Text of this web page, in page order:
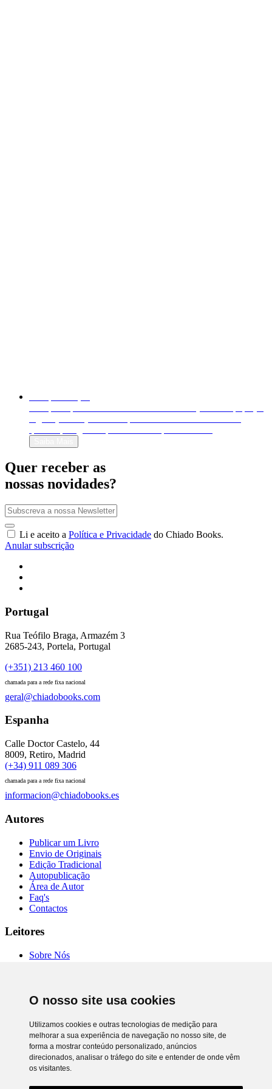
O nosso site usa cookies
Utilizamos cookies e outras tecnologias de medição para
melhorar a sua experiência de navegação no nosso site, de
forma a mostrar conteúdo personalizado, anúncios
direcionados, analisar o tráfego do site e entender de onde vêm
os visitantes.
Quer receber as
nossas novidades?
Li e aceito a Política e Privacidade do Chiado Books.
Anular subscrição
Portugal
Rua Teófilo Braga, Armazém 3
2685-243, Portela, Portugal
(+351) 213 460 100
chamada para a rede fixa nacional
geral@chiadobooks.com
Espanha
Calle Doctor Castelo, 44
8009, Retiro, Madrid
(+34) 911 089 306
chamada para a rede fixa nacional
informacion@chiadobooks.es
Autores
Publicar um Livro
Envio de Originais
Edição Tradicional
Autopublicação
Área de Autor
Faq's
Contactos
Leitores
Sobre Nós
Comprar Online
Política de Privacidade
RAL e RLL
Preferência de cookies
Chiado Books © 2026. Todos os direitos reservados.
Desenvolvimento
Utilizamos cookies próprios e de terceiros para lhe oferecer uma